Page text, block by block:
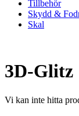
Tillbehör
Skydd &
Skal
3D-Glitz
Vi kan inte hitta